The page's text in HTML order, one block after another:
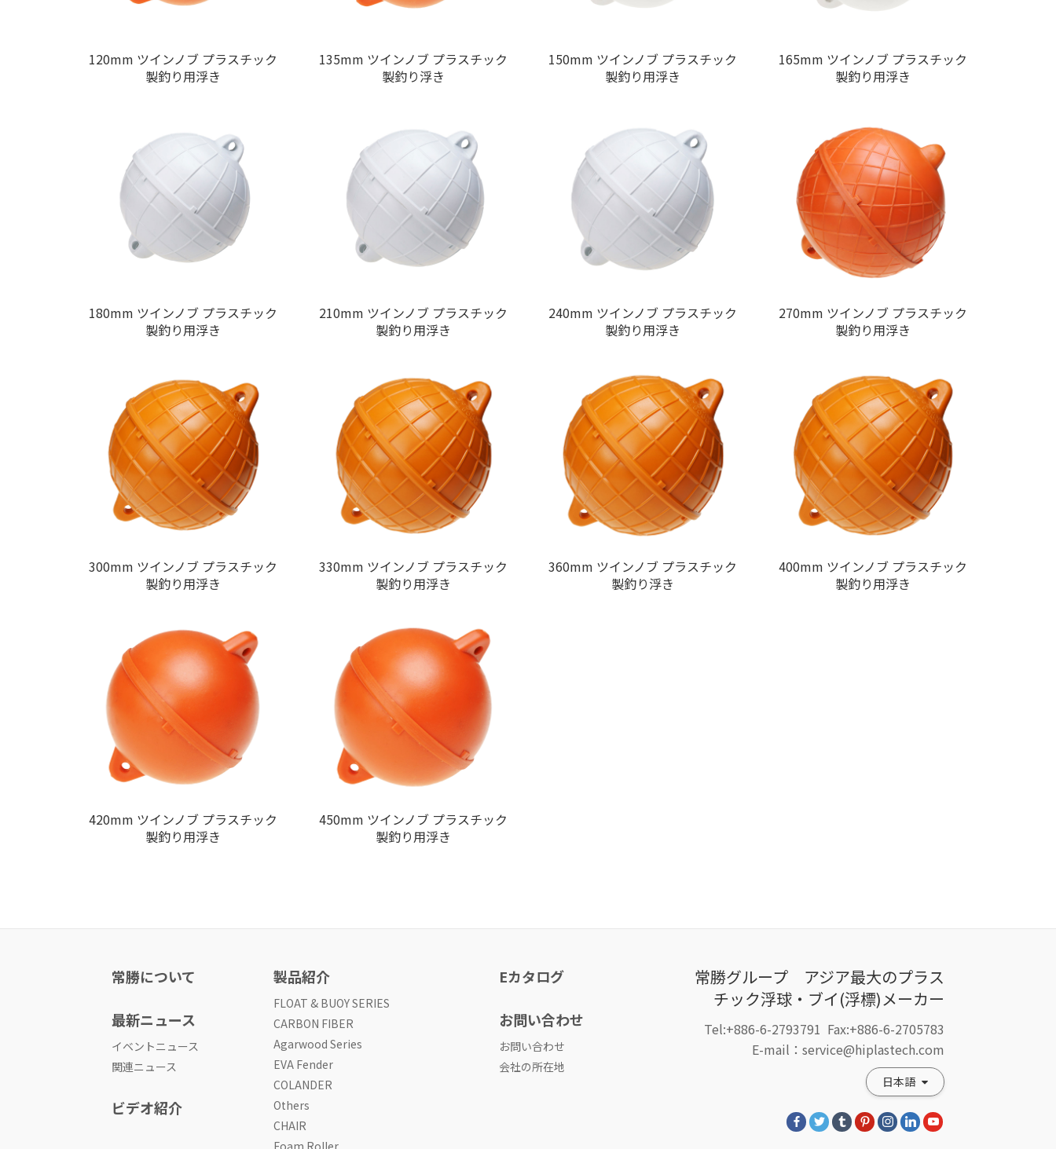
120mm ツインノブ プラスチック
製釣り用浮き
135mm ツインノブ プラスチック
製釣り浮き
150mm ツインノブ プラスチック
製釣り用浮き
165mm ツインノブ プラスチック
製釣り用浮き
180mm ツインノブ プラスチック
製釣り用浮き
210mm ツインノブ プラスチック
製釣り用浮き
240mm ツインノブ プラスチック
製釣り用浮き
270mm ツインノブ プラスチック
製釣り用浮き
300mm ツインノブ プラスチック
製釣り用浮き
330mm ツインノブ プラスチック
製釣り用浮き
360mm ツインノブ プラスチック
製釣り浮き
400mm ツインノブ プラスチック
製釣り用浮き
420mm ツインノブ プラスチック
製釣り用浮き
450mm ツインノブ プラスチック
製釣り用浮き
常勝について
最新ニュース
イベントニュース
関連ニュース
ビデオ紹介
製品紹介
FLOAT & BUOY SERIES
CARBON FIBER
Agarwood Series
EVA Fender
COLANDER
Others
CHAIR
Eカタログ
お問い合わせ
お問い合わせ
会社の所在地
常勝グループ アジア最大のプラス
チック浮球・ブイ(浮標)メーカー
Tel:+886-6-2793791 Fax:+886-6-2705783
E-mail：service@hiplastech.com
日本語